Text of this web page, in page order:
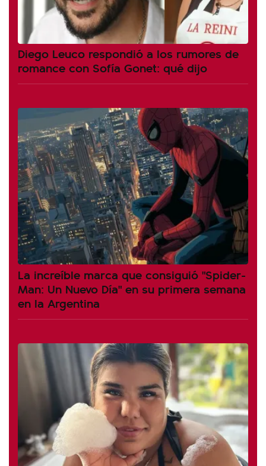
Diego Leuco respondió a los rumores de
romance con Sofía Gonet: qué dijo
La increíble marca que consiguió "Spider-
Man: Un Nuevo Día" en su primera semana
en la Argentina